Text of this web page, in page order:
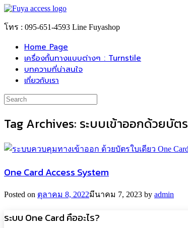
Skip
content
โทร : 095-651-4593 Line Fuyashop
Home Page
เครื่องกั้นทางแบบต่างๆ : Turnstile
บทความที่น่าสนใจ
เกี่ยวกับเรา
Search
for:
Tag Archives: ระบบเข้าออกด้วยบัตร
One Card Access System
Posted on ตุลาคม 8, 2022มีนาคม 7, 2023 by admin
ระบบ One Card คืออะไร?